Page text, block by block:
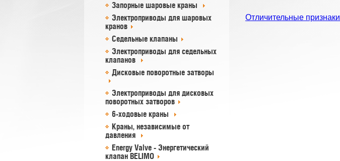
Запорные шаровые краны
Электроприводы для шаровых
кранов
Седельные клапаны
Электроприводы для седельных
клапанов
Дисковые поворотные затворы
Электроприводы для дисковых
поворотных затворов
6-ходовые краны
Краны, независимые от
давления
Energy Valve - Энергетический
клапан BELIMO
Отличительные